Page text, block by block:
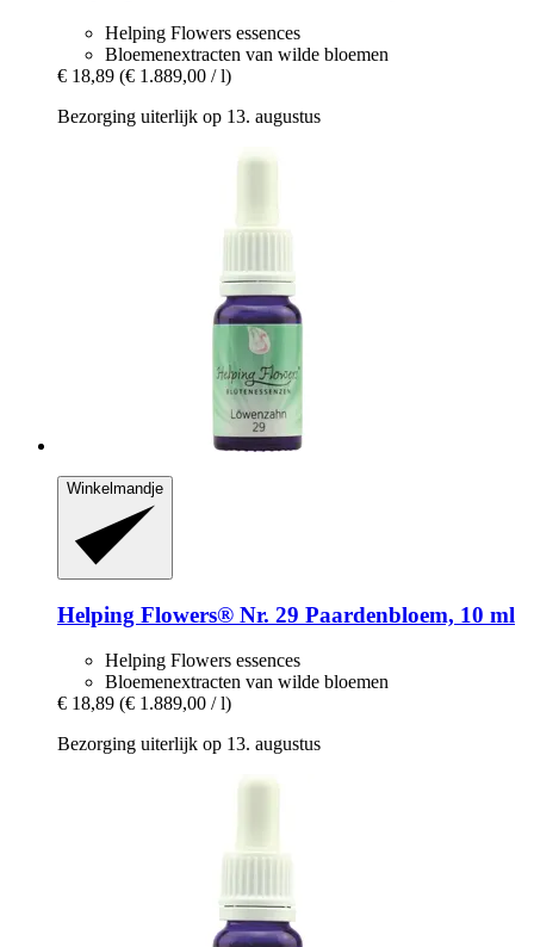
Helping Flowers essences
Bloemenextracten van wilde bloemen
€ 18,89 (€ 1.889,00 / l)
Bezorging uiterlijk op 13. augustus
Winkelmandje
Helping Flowers® Nr. 29 Paardenbloem, 10 ml
Helping Flowers essences
Bloemenextracten van wilde bloemen
€ 18,89 (€ 1.889,00 / l)
Bezorging uiterlijk op 13. augustus